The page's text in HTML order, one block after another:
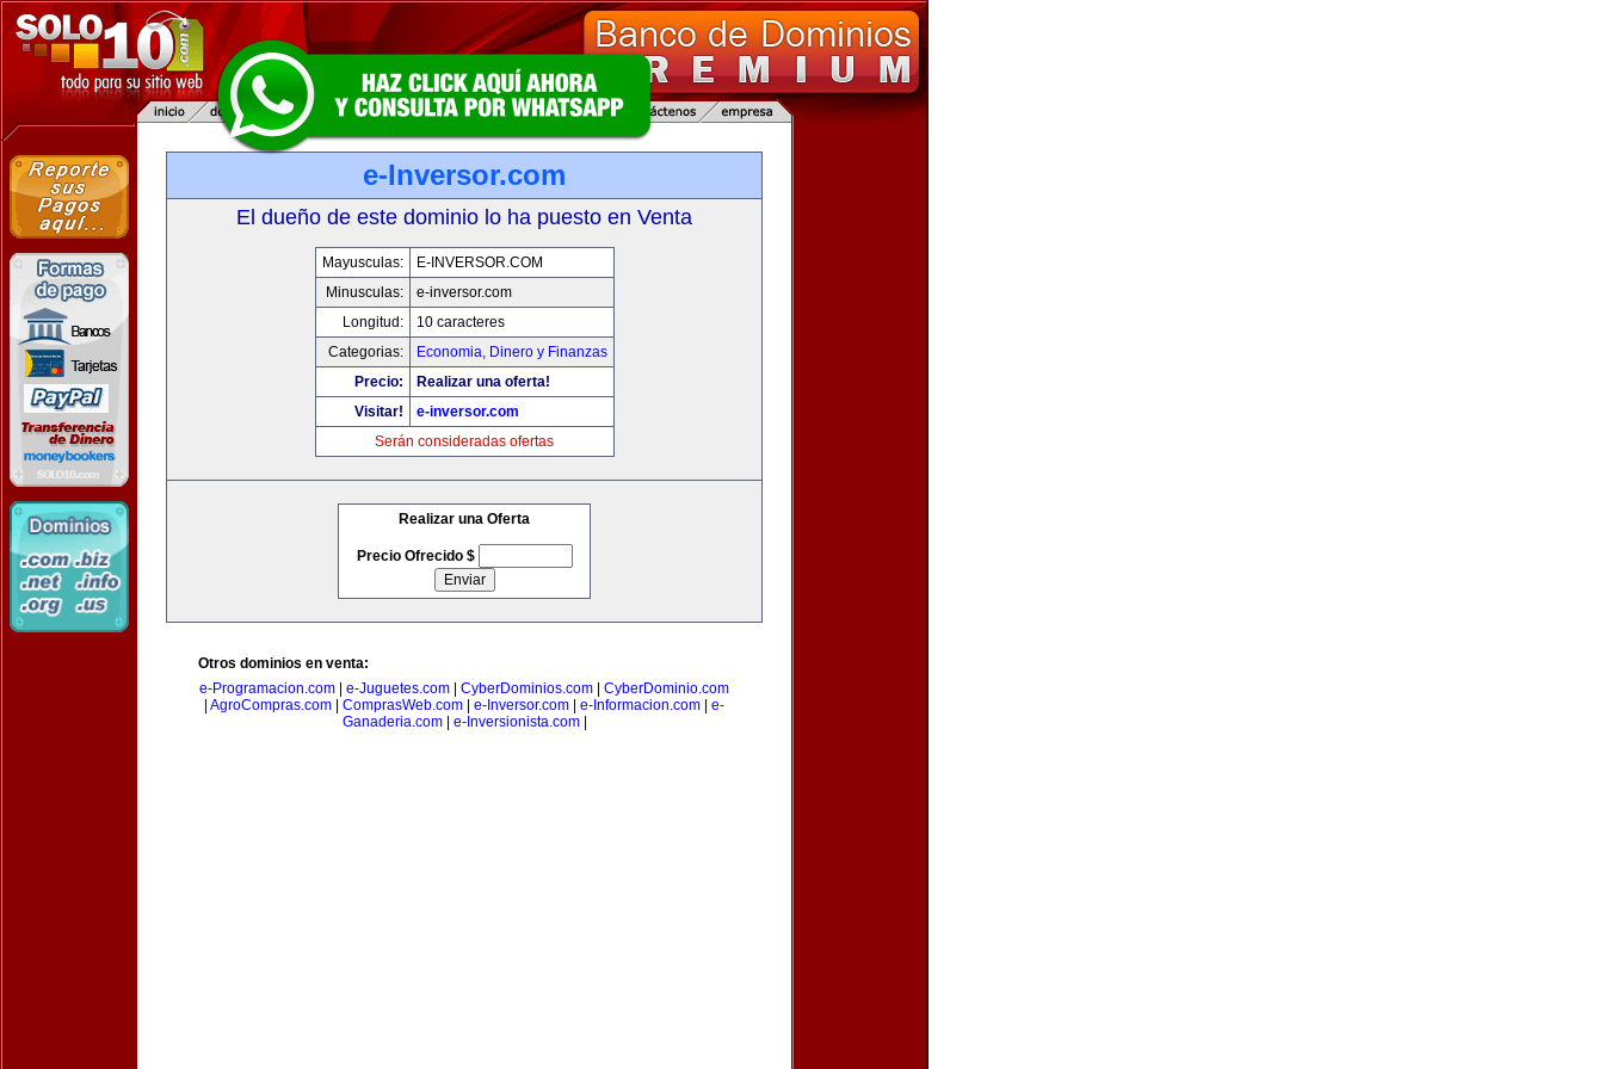
e-Inversor.com
El dueño de este dominio lo ha puesto en Venta
Mayusculas:
E-INVERSOR.COM
Minusculas:
e-inversor.com
Longitud:
10 caracteres
Categorias:
Economia, Dinero y Finanzas
Precio:
Realizar una oferta!
Visitar!
e-inversor.com
Serán consideradas ofertas
Realizar una Oferta
Precio Ofrecido $
Otros dominios en venta:
e-Programacion.com
e-Juguetes.com CyberDominios.com
CyberDominio.com
AgroCompras.com ComprasWeb.com e-Inversor.com e-Informacion.com
e-
Ganaderia.com| e-Inversionista.com|